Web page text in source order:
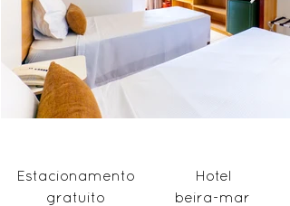
Estacionamento
gratuito
Hotel
beira-mar